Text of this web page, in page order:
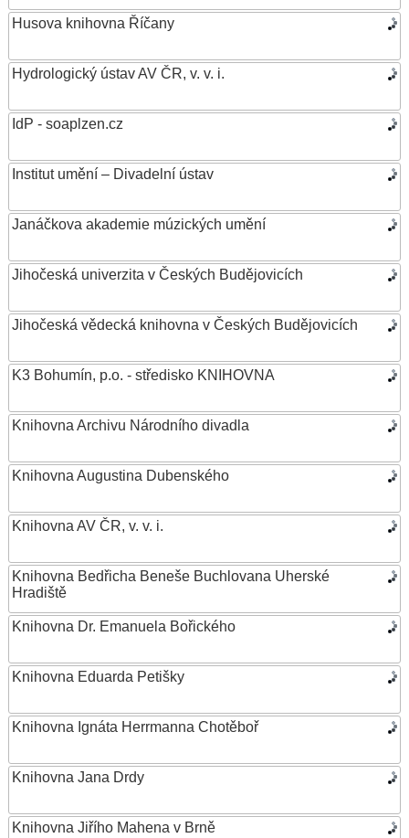
Husova knihovna Říčany
Hydrologický ústav AV ČR, v. v. i.
IdP - soaplzen.cz
Institut umění – Divadelní ústav
Janáčkova akademie múzických umění
Jihočeská univerzita v Českých Budějovicích
Jihočeská vědecká knihovna v Českých Budějovicích
K3 Bohumín, p.o. - středisko KNIHOVNA
Knihovna Archivu Národního divadla
Knihovna Augustina Dubenského
Knihovna AV ČR, v. v. i.
Knihovna Bedřicha Beneše Buchlovana Uherské
Hradiště
Knihovna Dr. Emanuela Bořického
Knihovna Eduarda Petišky
Knihovna Ignáta Herrmanna Chotěboř
Knihovna Jana Drdy
Knihovna Jiřího Mahena v Brně